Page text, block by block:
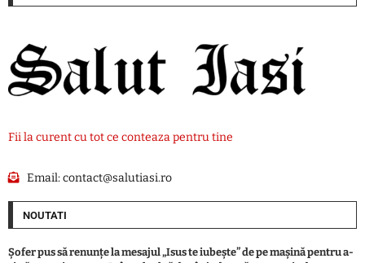
Fii la curent cu tot ce conteaza pentru tine
Email:contact@salutiasi.ro
NOUTATI
Șofer pus să renunțe la mesajul „Isus te iubește” de pe mașină pentru a-